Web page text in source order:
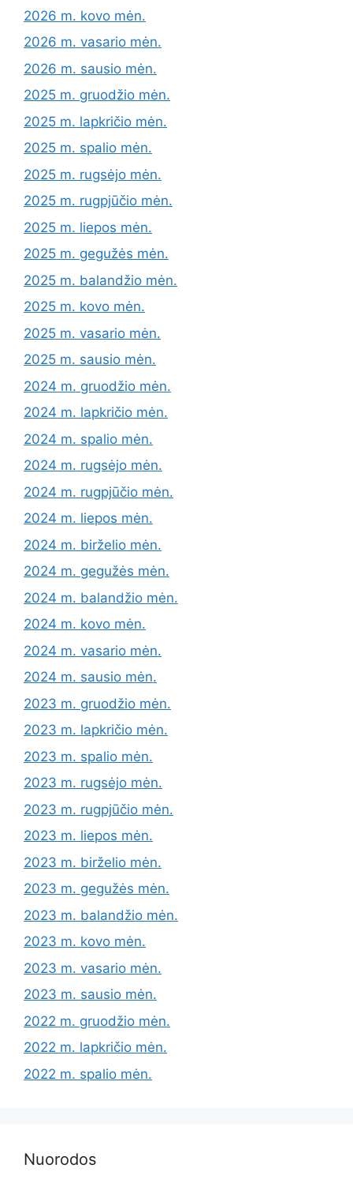
2026 m. kovo mėn.
2026 m. vasario mėn.
2026 m. sausio mėn.
2025 m. gruodžio mėn.
2025 m. lapkričio mėn.
2025 m. spalio mėn.
2025 m. rugsėjo mėn.
2025 m. rugpjūčio mėn.
2025 m. liepos mėn.
2025 m. gegužės mėn.
2025 m. balandžio mėn.
2025 m. kovo mėn.
2025 m. vasario mėn.
2025 m. sausio mėn.
2024 m. gruodžio mėn.
2024 m. lapkričio mėn.
2024 m. spalio mėn.
2024 m. rugsėjo mėn.
2024 m. rugpjūčio mėn.
2024 m. liepos mėn.
2024 m. birželio mėn.
2024 m. gegužės mėn.
2024 m. balandžio mėn.
2024 m. kovo mėn.
2024 m. vasario mėn.
2024 m. sausio mėn.
2023 m. gruodžio mėn.
2023 m. lapkričio mėn.
2023 m. spalio mėn.
2023 m. rugsėjo mėn.
2023 m. rugpjūčio mėn.
2023 m. liepos mėn.
2023 m. birželio mėn.
2023 m. gegužės mėn.
2023 m. balandžio mėn.
2023 m. kovo mėn.
2023 m. vasario mėn.
2023 m. sausio mėn.
2022 m. gruodžio mėn.
2022 m. lapkričio mėn.
2022 m. spalio mėn.
Nuorodos